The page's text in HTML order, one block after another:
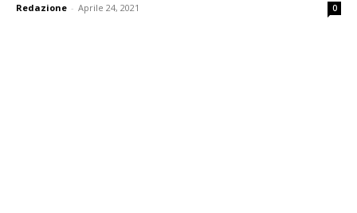
Redazione - Aprile 24, 2021 0